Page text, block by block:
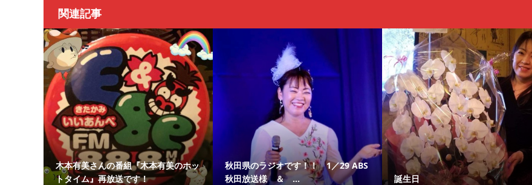
関連記事
木本有美さんの番組『木本有美のホッ
トタイム』再放送です！
秋田県のラジオです！！ 1／29 ABS
秋田放送様 ＆ ...
誕生日